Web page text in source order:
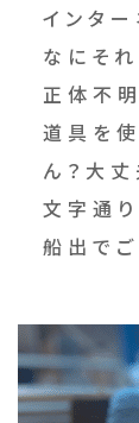
インター
なにそれ
正体不明
道具を使
ん？大丈
文字通り
船出でご